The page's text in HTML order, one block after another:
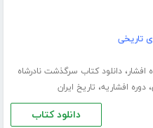
تاریخی
افشار،دانلود کتاب سرگذشت نادرشاه
،دوره افشاریه، تاریخ ایران
دانلود کتاب